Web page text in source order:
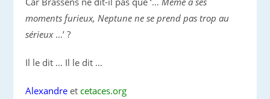
moments furieux, Neptune ne se prend pas trop au
sérieux…’ ?
Il le dit … Il le dit …
Alexandre et cetaces.org